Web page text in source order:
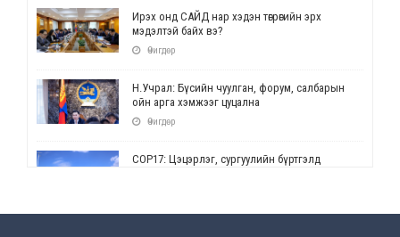
Ирэх онд САЙД нар хэдэн төгрөгийн эрх
мэдэлтэй байх вэ?
Өчигдөр
Н.Учрал: Бүсийн чуулган, форум, салбарын
ойн арга хэмжээг цуцална
Өчигдөр
СОР17: Цэцэрлэг, сургуулийн бүртгэлд